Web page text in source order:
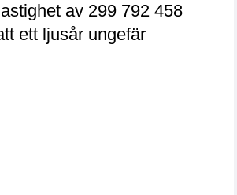
av 299 792 458
ett ljusår ungefär